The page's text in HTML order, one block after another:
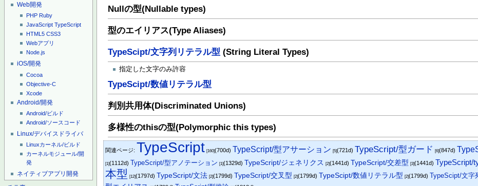
Web開発
PHP Ruby
JavaScript TypeScript
HTML5 CSS3
Webアプリ
Node.js
iOS/開発
Cocoa
Objective-C
Xcode
Android/開発
Android/ビルド
Android/ソースコード
Linux/デバイスドライバ
Linuxカーネル/ビルド
カーネルモジュール/開
発
ネイティブアプリ開発
Nullの型(Nullable types)
型のエイリアス(Type Aliases)
TypeScipt/文字列リテラル型 (String Literal Types)
指定した文字のみ許容
TypeScipt/数値リテラル型
判別共用体(Discriminated Unions)
多様性のthisの型(Polymorphic this types)
関連ページ: TypeScript [160](700d) TypeScript/型アサーション [5](721d) TypeScript/型ガード [6](847d)
[1](1112d) TypeScript/型アノテーション [1](1329d) TypeScript/ジェネリクス [2](1441d) TypeScript/交差型 [3](1441d) TypeScript/
本型
[12](1797d) TypeScript/文法 [2](1799d) TypeScript/交叉型 [2](1799d) TypeScipt/数値リテラル型 [2](1799d) TypeScipt/文字